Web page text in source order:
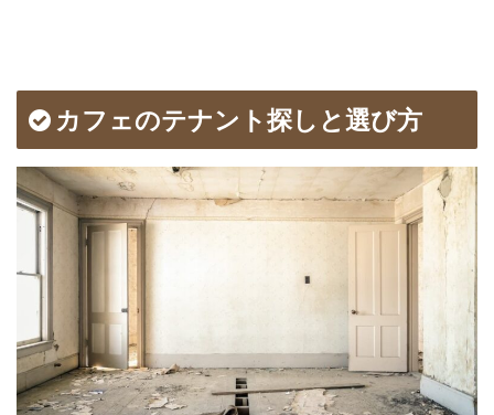
カフェのテナント探しと選び方